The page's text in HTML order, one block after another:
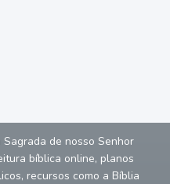
de nosso Senhor
bíblica online, planos
recursos como a Bíblia